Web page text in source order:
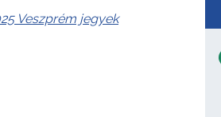
Veszprém jegyek